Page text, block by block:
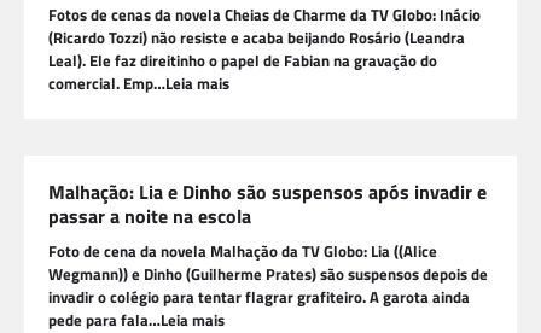
Fotos de cenas da novela Cheias de Charme da TV Globo: Inácio
(Ricardo Tozzi) não resiste e acaba beijando Rosário (Leandra
Leal). Ele faz direitinho o papel de Fabian na gravação do
comercial. Emp…Leia mais
Malhação: Lia e Dinho são suspensos após invadir e
passar a noite na escola
Foto de cena da novela Malhação da TV Globo: Lia ((Alice
Wegmann)) e Dinho (Guilherme Prates) são suspensos depois de
invadir o colégio para tentar flagrar grafiteiro. A garota ainda
pede para fala…Leia mais